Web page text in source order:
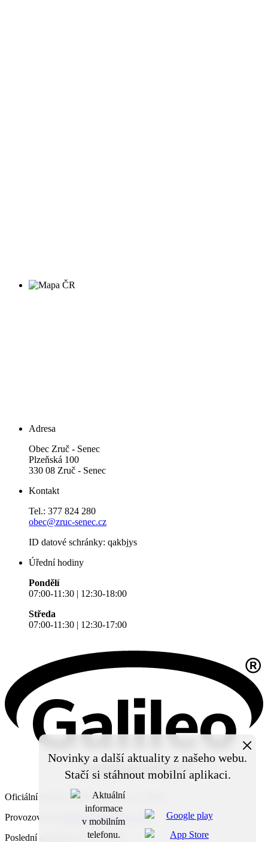
Novinky a další aktuality z našeho webu.
Stačí si stáhnout mobilní aplikaci.
×
Adresa
Obec Zruč - Senec
Plzeňská 100
330 08 Zruč - Senec
Kontakt
Tel.: 377 824 280
obec@zruc-senec.cz
ID datové schránky: qakbjys
Úřední hodiny
Pondělí
07:00-11:30 | 12:30-18:00
Středa
07:00-11:30 | 12:30-17:00
Oficiální stránky obce Zruč Senec © 2026
Provozovatel
Galileo Corporation s.r.o.
Poslední aktualizace: 7. 8. 2026